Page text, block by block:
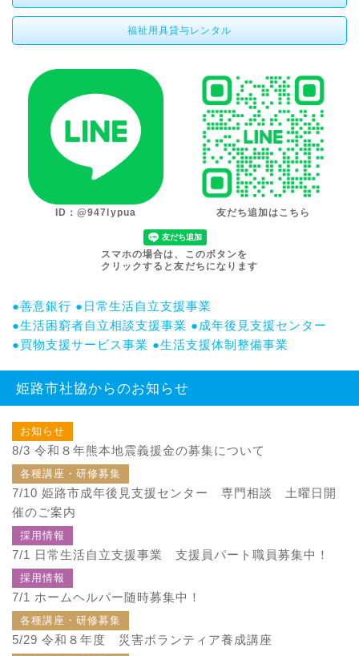
福祉用具貸与レンタル
ID：@947lypua 友だち追加はこちら
スマホの場合は、このボタンを
クリックすると友だちになります
●善意銀行 ●日常生活自立支援事業
●生活困窮者自立相談支援事業 ●成年後見支援センター
●買物支援サービス事業 ●生活支援体制整備事業
姫路市社協からのお知らせ
お知らせ
8/3 令和８年熊本地震義援金の募集について
各種講座・研修募集
7/10 姫路市成年後見支援センター 専門相談 土曜日開
催のご案内
採用情報
7/1 日常生活自立支援事業 支援員パート職員募集中！
採用情報
7/1 ホームヘルパー随時募集中！
各種講座・研修募集
5/29 令和８年度 災害ボランティア養成講座